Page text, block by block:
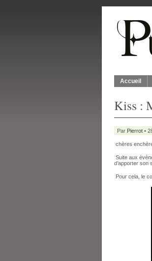
Accueil
Kiss :
Par Pierrot •
chères
Suite aux
d’apporter son
Pour cela, le